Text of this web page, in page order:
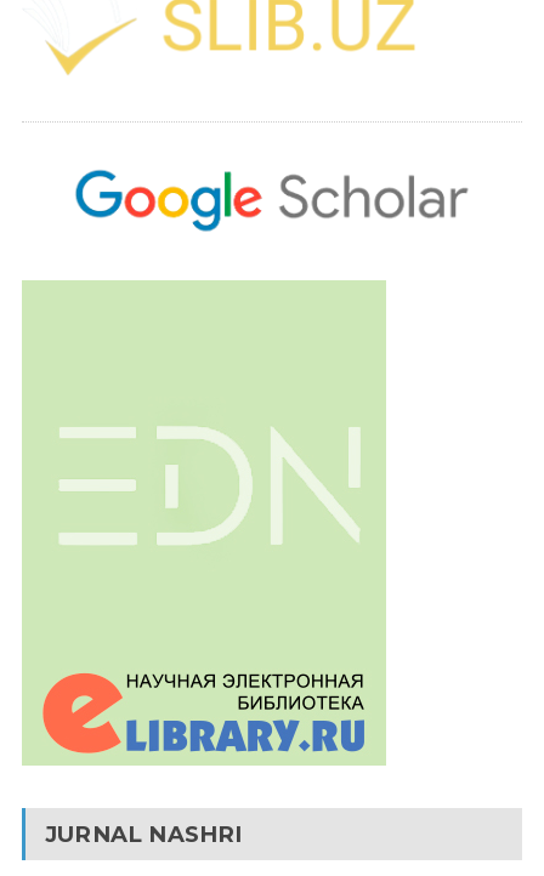
JURNAL NASHRI